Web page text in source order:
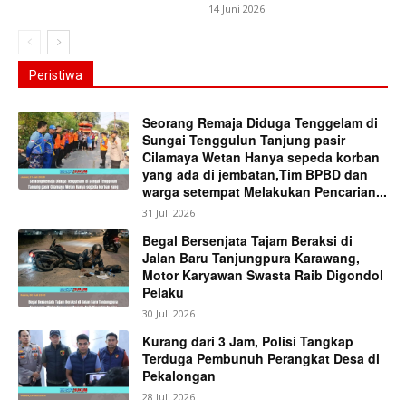
14 Juni 2026
Peristiwa
Seorang Remaja Diduga Tenggelam di
Sungai Tenggulun Tanjung pasir
Cilamaya Wetan Hanya sepeda korban
yang ada di jembatan,Tim BPBD dan
warga setempat Melakukan Pencarian...
31 Juli 2026
Begal Bersenjata Tajam Beraksi di
Jalan Baru Tanjungpura Karawang,
Motor Karyawan Swasta Raib Digondol
Pelaku
30 Juli 2026
Kurang dari 3 Jam, Polisi Tangkap
Terduga Pembunuh Perangkat Desa di
Pekalongan
28 Juli 2026